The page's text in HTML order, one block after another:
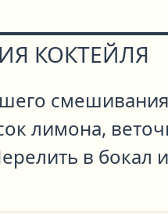
КОКТЕЙЛЯ
лимона,
в бокал и